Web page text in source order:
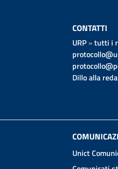
CONTATTI
URP»tutti i
Dillo alla
Unict